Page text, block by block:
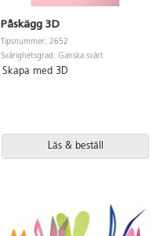
Påskägg 3D
Tipsnummer: 2652
Svårighetsgrad: Ganska svårt
Skapa med 3D
Läs & beställ